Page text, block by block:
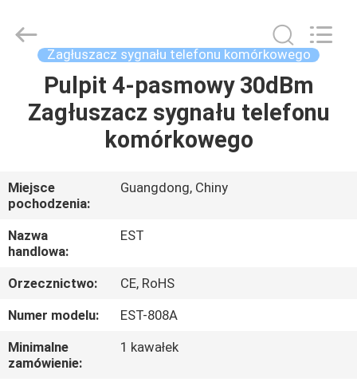
DOM
PRODUKTY
WIDEO
O
NAS
WYCIECZKA
PO
FABRYCE
ELECTRONICS(HK)
CO.,LTD.
Zagłuszacz sygnału telefonu komórkowego
Pulpit 4-pasmowy 30dBm
Zagłuszacz sygnału telefonu
komórkowego
Miejsce
pochodzenia:
Guangdong, Chiny
Nazwa
handlowa:
EST
Orzecznictwo:
CE, RoHS
Numer modelu:
EST-808A
Minimalne
zamówienie:
1 kawałek